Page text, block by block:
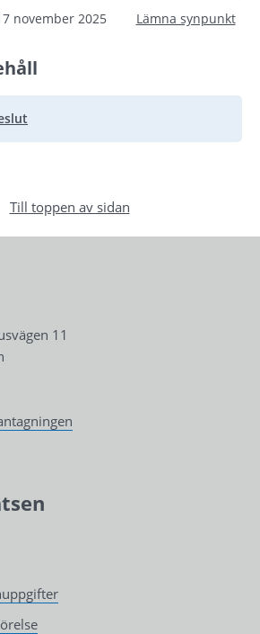
november 2025 Lämna synpunkt
Till toppen av sidan
11